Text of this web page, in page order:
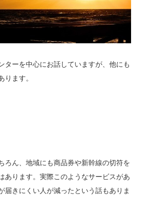
ターを中心にお話していますが、他にも
ります。
ろん、地域にも商品券や新幹線の切符を
あります。実際このようなサービスがあ
届きにくい人が減ったという話もありま